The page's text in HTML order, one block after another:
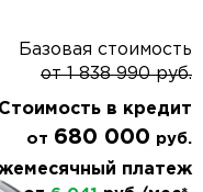
Базовая стоимость
от1 838 990руб.
Стоимость в кредит
от 680 000 руб.
платеж